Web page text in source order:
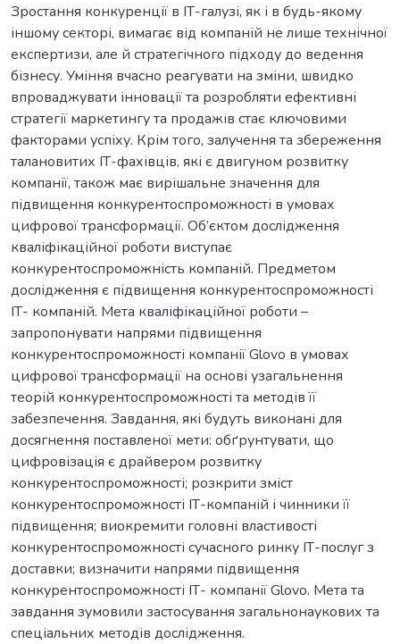
Зростання конкуренції в ІТ-галузі, як і в будь-якому
іншому секторі, вимагає від компаній не лише технічної
експертизи, але й стратегічного підходу до ведення
бізнесу. Уміння вчасно реагувати на зміни, швидко
впроваджувати інновації та розробляти ефективні
стратегії маркетингу та продажів стає ключовими
факторами успіху. Крім того, залучення та збереження
талановитих ІТ-фахівців, які є двигуном розвитку
компанії, також має вирішальне значення для
підвищення конкурентоспроможності в умовах
цифрової трансформації. Об’єктом дослідження
кваліфікаційної роботи виступає
конкурентоспроможність компаній. Предметом
дослідження є підвищення конкурентоспроможності
ІТ- компаній. Мета кваліфікаційної роботи –
запропонувати напрями підвищення
конкурентоспроможності компанії Glovo в умовах
цифрової трансформації на основі узагальнення
теорій конкурентоспроможності та методів її
забезпечення. Завдання, які будуть виконані для
досягнення поставленої мети: обґрунтувати, що
цифровізація є драйвером розвитку
конкурентоспроможності; розкрити зміст
конкурентоспроможності ІТ-компаній і чинники її
підвищення; виокремити головні властивості
конкурентоспроможності сучасного ринку ІТ-послуг з
доставки; визначити напрями підвищення
конкурентоспроможності ІТ- компанії Glovo. Мета та
завдання зумовили застосування загальнонаукових та
спеціальних методів дослідження.